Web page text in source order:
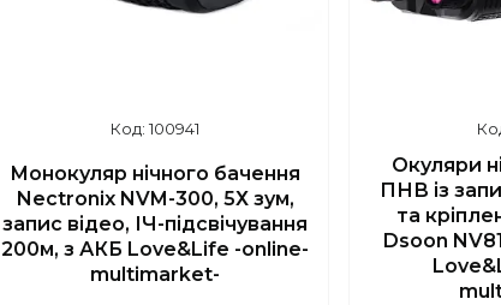
100941
Монокуляр нічного бачення
Nectronix NVM-300, 5Х зум,
запис відео, ІЧ-підсвічування
200м, з АКБ Love&Life -online-
multimarket-
Окуляри
ПНВ із
та
Dsoon